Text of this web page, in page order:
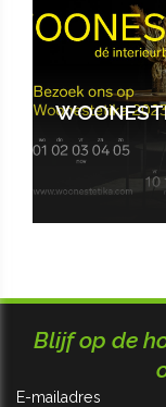
Blijf op de
E-mailadres